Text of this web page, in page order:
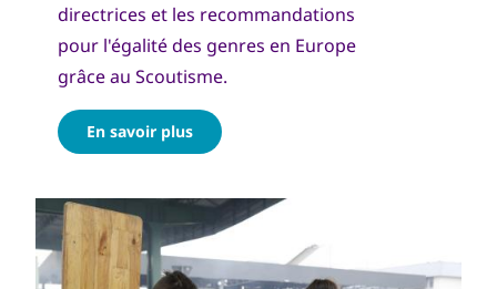
directrices et les recommandations
pour l'égalité des genres en Europe
grâce au Scoutisme.
En savoir plus